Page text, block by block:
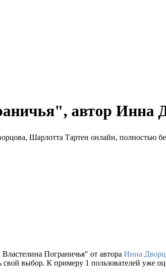
автор Инна
Пограничья" от автора Инна
выбор. К примеру 1 пользователей уже